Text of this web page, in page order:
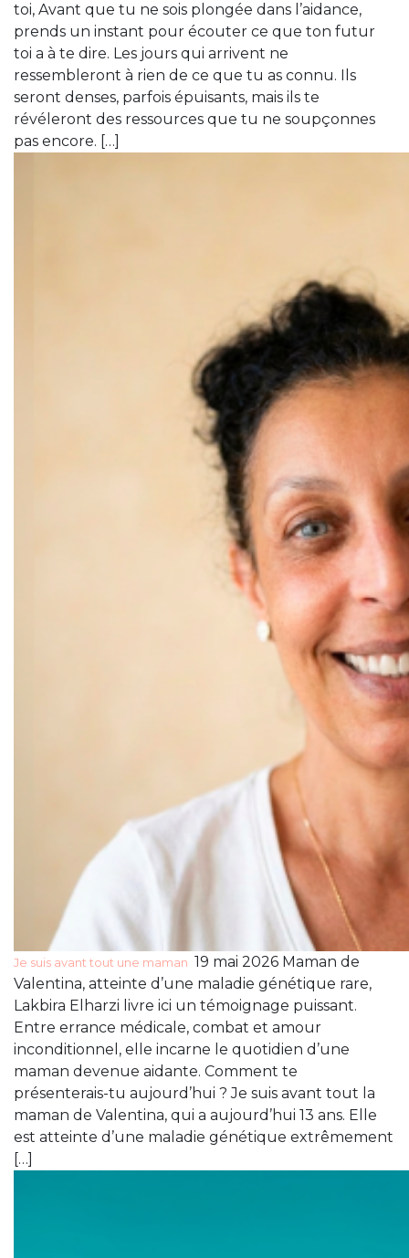
toi, Avant que tu ne sois plongée dans l’aidance,
prends un instant pour écouter ce que ton futur
toi a à te dire. Les jours qui arrivent ne
ressembleront à rien de ce que tu as connu. Ils
seront denses, parfois épuisants, mais ils te
révéleront des ressources que tu ne soupçonnes
pas encore. […]
Je suis avant tout une maman 19 mai 2026 Maman de
Valentina, atteinte d’une maladie génétique rare,
Lakbira Elharzi livre ici un témoignage puissant.
Entre errance médicale, combat et amour
inconditionnel, elle incarne le quotidien d’une
maman devenue aidante. Comment te
présenterais-tu aujourd’hui ? Je suis avant tout la
maman de Valentina, qui a aujourd’hui 13 ans. Elle
est atteinte d’une maladie génétique extrêmement
[…]